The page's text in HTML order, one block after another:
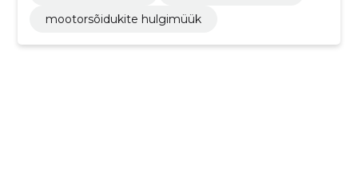
mootorsõidukite hulgimüük